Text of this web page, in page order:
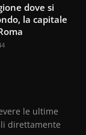
dove si
la capitale
le ultime
direttamente